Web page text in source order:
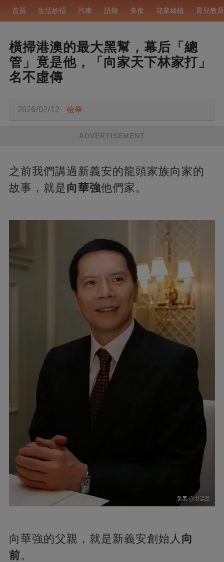
首頁 生活妙招 汽車 語錄 美食 花草綠植 育兒教育
橫掃港澳的最大黑幫，幕后「總
管」竟是他，「向家天下林家打」
名不虛傳
2026/02/12 檢舉
ADVERTISEMENT
之前我們講過新義安的龍頭家族向家的
故事，就是向華強他們家。
向華強的父親，就是新義安創始人 向
前。